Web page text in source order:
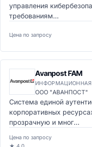
управления
требованиям...
Цена по запросу
Avanpost FAM
ООО "АВАНПОСТ"
Система единой
корпоративных
прозрачную и мног...
Цена по запросу